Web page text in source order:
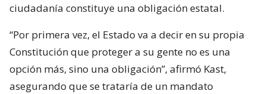
ciudadanía constituye una obligación estatal.
“Por primera vez, el Estado va a decir en su propia
Constitución que proteger a su gente no es una
opción más, sino una obligación”, afirmó Kast,
asegurando que se trataría de un mandato